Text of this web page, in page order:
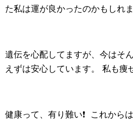
た私は運が良かったのかもしれま
遺伝を心配してますが、今はそ
えずは安心しています。 私も痩
健康って、有り難い❗️ これから